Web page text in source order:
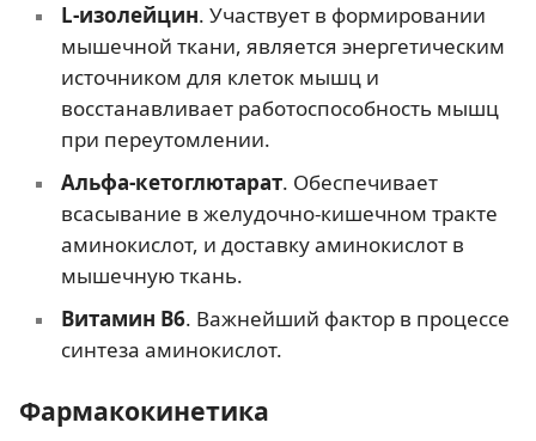
L-изолейцин. Участвует в формировании
мышечной ткани, является энергетическим
источником для клеток мышц и
восстанавливает работоспособность мышц
при переутомлении.
Альфа-кетоглютарат. Обеспечивает
всасывание в желудочно-кишечном тракте
аминокислот, и доставку аминокислот в
мышечную ткань.
Витамин В6. Важнейший фактор в процессе
синтеза аминокислот.
Фармакокинетика